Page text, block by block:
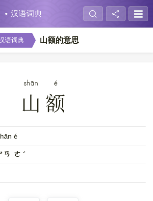
汉语词典
语词典 山额的意思
shān é
山额
é
ㄢ ㄜˊ